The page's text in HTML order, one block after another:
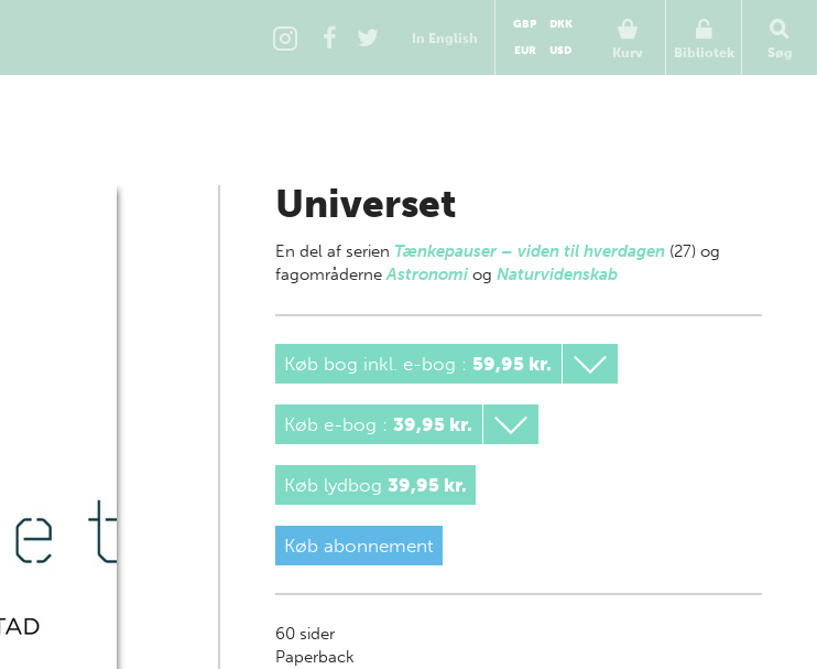
In English
Kurv
GBP
DKK
EUR
USD Bibliotek Søg
Universet
En del af serien Tænkepauser – viden til hverdagen (27) og
fagområderneAstronomiog Naturvidenskab
Køb bog inkl. e-bog : 59,95 kr.
Køb e-bog : 39,95 kr.
Køb lydbog 39,95 kr.
Køb abonnement
60sider
Paperback